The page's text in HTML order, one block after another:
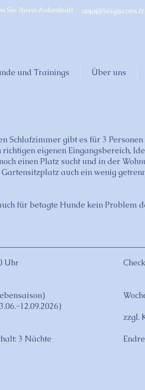
anja@lesgiscons.fr
Sie Ihren Aufenthalt
und Trainings Über uns
Schlafzimmer gibt es für 3
eigenen Eingangsbereich,
einen Platz sucht und in der
auch ein wenig
für betagte Hunde kein Problem
Uhr
12.09.2026)
3 Nächte
zzgl.